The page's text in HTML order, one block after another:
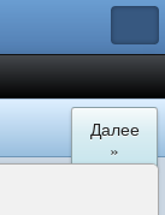
Далее
»